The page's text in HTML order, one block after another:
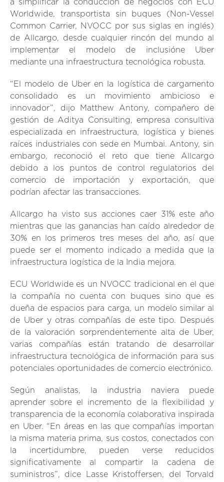
a simplificar la conducción de negocios con ECU
Worldwide, transportista sin buques (Non-Vessel
Common Carrier, NVOCC por sus siglas en inglés)
de Allcargo, desde cualquier rincón del mundo al
implementar el modelo de inclusióne Uber
mediante una infraestructura tecnológica robusta.
“El modelo de Uber en la logística de cargamento
consolidado es un movimiento ambicioso e
innovador”, dijo Matthew Antony, compañero de
gestión de Aditya Consulting, empresa consultiva
especializada en infraestructura, logística y bienes
raíces industriales con sede en Mumbai. Antony, sin
embargo, reconoció el reto que tiene Allcargo
debido a los puntos de control regulatorios del
comercio de importación y exportación, que
podrían afectar las transacciones.
Allcargo ha visto sus acciones caer 31% este año
mientras que las ganancias han caído alrededor de
30% en los primeros tres meses del año, así que
puede ser el momento indicado a medida que la
infraestructura logística de la India mejora.
ECU Worldwide es un NVOCC tradicional en el que
la compañía no cuenta con buques sino que es
dueña de espacios para carga, un modelo similar al
de Uber y otras compañías de este tipo. Después
de la valoración sorprendentemente alta de Uber,
varias compañías están tratando de desarrollar
infraestructura tecnológica de información para sus
potenciales oportunidades de comercio electrónico.
Según analistas, la industria naviera puede
aprender sobre el incremento de la flexibilidad y
transparencia de la economía colaborativa inspirada
en Uber. “En áreas en las que compañías importan
la misma materia prima, sus costos, conectados con
la incertidumbre, pueden verse reducidos
significativamente al compartir la cadena de
suministros”, dice Lasse Kristoffersen, del Torvald